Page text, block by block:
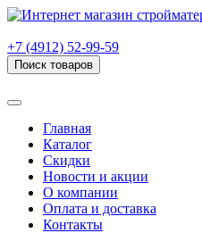
+7 (4912) 52-99-59
Поиск товаров
Главная
Каталог
Скидки
Новости и акции
О компании
Оплата и доставка
Контакты